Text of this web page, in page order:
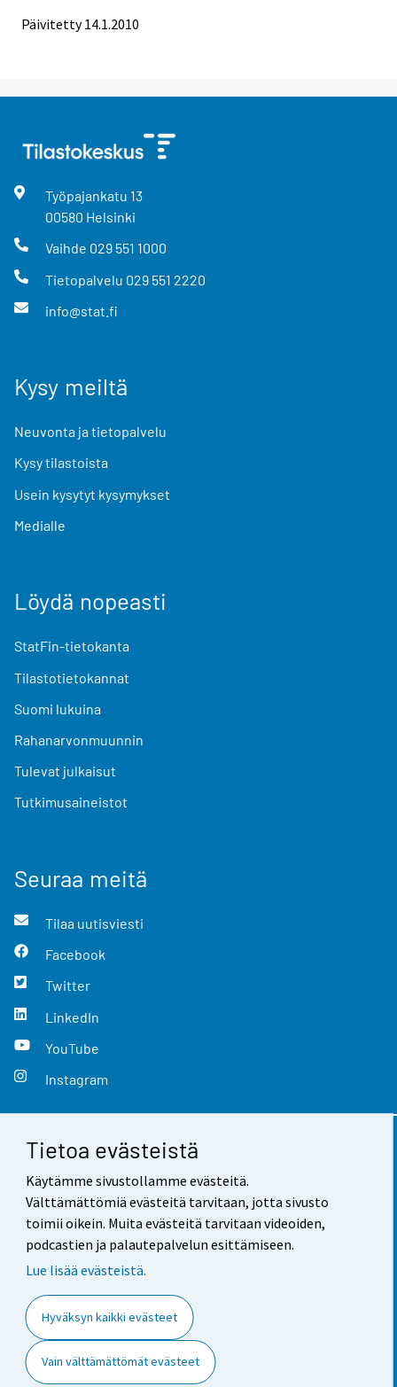
Tietoa evästeistä
Käytämme sivustollamme evästeitä.
Välttämättömiä evästeitä tarvitaan, jotta sivusto
toimii oikein. Muita evästeitä tarvitaan videoiden,
podcastien ja palautepalvelun esittämiseen.
Lue lisää evästeistä.
Hyväksyn kaikki evästeet
Vain välttämättömät evästeet
Päivitetty14.1.2010
Työpajankatu 13
00580 Helsinki
Vaihde 029 551 1000
Tietopalvelu 029 551 2220
info@stat.fi
Kysy meiltä
Neuvonta ja tietopalvelu
Kysy tilastoista
Usein kysytyt kysymykset
Medialle
Löydä nopeasti
StatFin-tietokanta
Tilastotietokannat
Suomi lukuina
Rahanarvonmuunnin
Tulevat julkaisut
Tutkimusaineistot
Seuraa meitä
Tilaa uutisviesti
Facebook
Twitter
LinkedIn
YouTube
Instagram
Yhteystiedot
Palaute
Käyttöehdot
Saavutettavuus
Tietoa sivustosta
Evästeasetukset